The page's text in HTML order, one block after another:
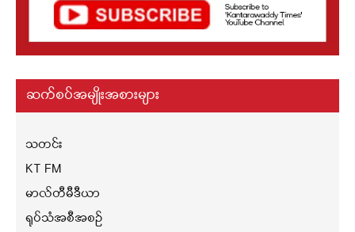
ဆက်စပ်အမျိုးအစားများ
သတင်း
KT FM
မာလ်တီမီဒီယာ
ရုပ်သံအစီအစဉ်